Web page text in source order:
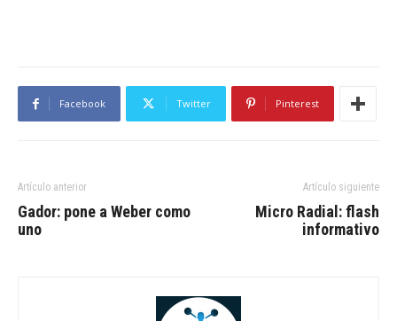
Facebook Twitter Pinterest
Artículo anterior
Gador: pone a Weber como
uno
Artículo siguiente
Micro Radial: flash
informativo